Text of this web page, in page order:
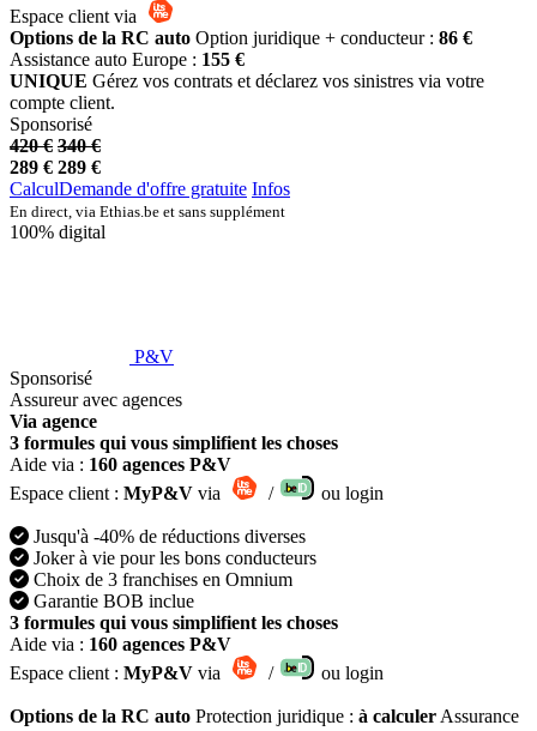
Espace client via
Options de la RC auto Option juridique + conducteur : 86 €
Assistance auto Europe : 155 €
UNIQUE Gérez vos contrats et déclarez vos sinistres via votre
compte client.
Sponsorisé
420 € 340 €
289 € 289 €
CalculDemande d'offre gratuite Infos
En direct, via Ethias.be et sans supplément
100% digital
P&V
Sponsorisé
Assureur avec agences
Via agence
3 formules qui vous simplifient les choses
Aide via : 160 agences P&V
Espace client : MyP&V via / ou login
Jusqu'à -40% de réductions diverses
Joker à vie pour les bons conducteurs
Choix de 3 franchises en Omnium
Garantie BOB inclue
3 formules qui vous simplifient les choses
Aide via : 160 agences P&V
Espace client : MyP&V via / ou login
Options de la RC auto Protection juridique : à calculer Assurance